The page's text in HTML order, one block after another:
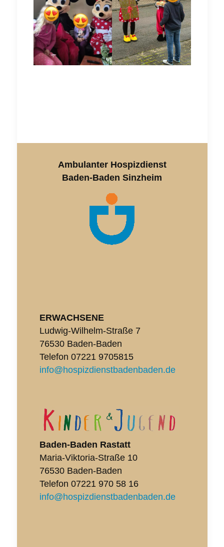
Ambulanter Hospizdienst
Baden-Baden Sinzheim
ERWACHSENE
Ludwig-Wilhelm-Straße 7
76530 Baden-Baden
Telefon 07221 9705815
info@hospizdienstbadenbaden.de
Baden-Baden Rastatt
Maria-Viktoria-Straße 10
76530 Baden-Baden
Telefon 07221 970 58 16
info@hospizdienstbadenbaden.de